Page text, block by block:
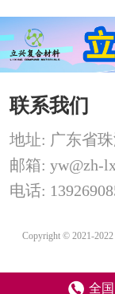
联系我们
地址: 广东省
邮箱: yw@zh-
电话:
Copyright © 2021-
全